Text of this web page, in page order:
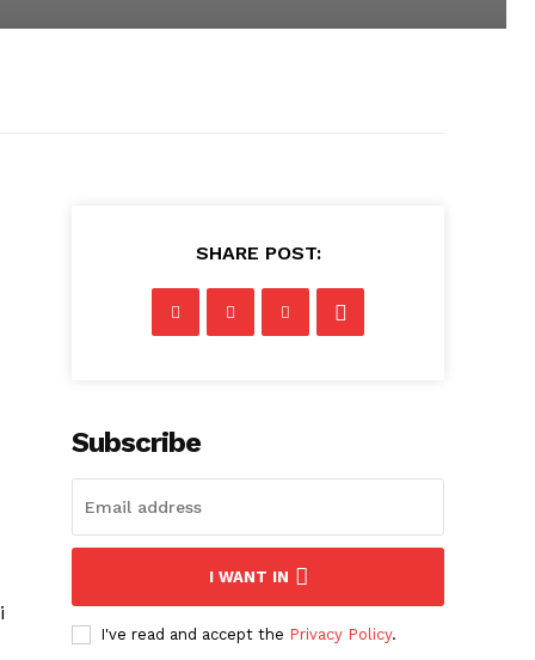
SHARE POST:
Subscribe
I WANT IN
I've read and accept the Privacy Policy.